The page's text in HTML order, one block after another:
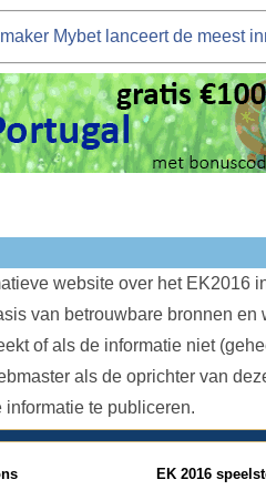
Mybet lanceert de meest
website over het EK2016
van betrouwbare bronnen
of als de informatie niet
als de oprichter van
te publiceren.
EK 2016